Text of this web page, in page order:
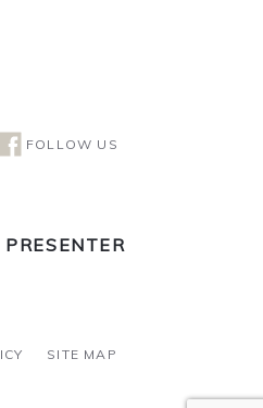
FOLLOW US
PRESENTER
SITE MAP